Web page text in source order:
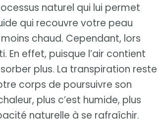
naturel qui lui permet
qui recouvre votre peau
chaud. Cependant, lors
En effet, puisque l’air contient
plus. La transpiration reste
corps de poursuivre son
plus c’est humide, plus
naturelle à se rafraîchir.